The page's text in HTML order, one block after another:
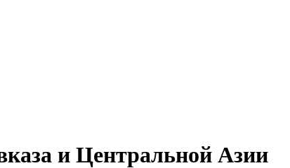
и Центральной Азии